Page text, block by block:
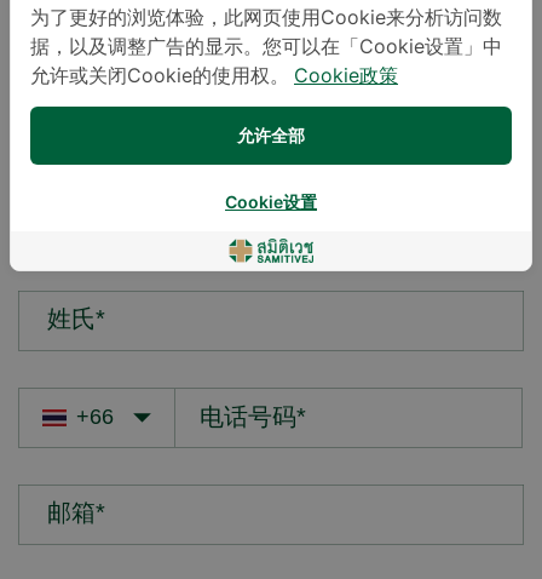
您的疑问*
姓氏*
邮箱*
为了更好的浏览体验，此网页使用Cookie来分析访问数
据，以及调整广告的显示。您可以在「Cookie设置」中
允许或关闭Cookie的使用权。
Cookie政策
允许全部
Cookie设置